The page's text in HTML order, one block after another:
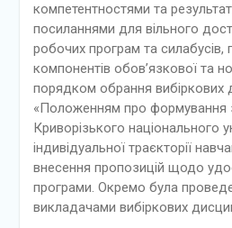
компетентностями та
посиланнями для вільного
робочих програм та силабусів,
компонентів обов’язкової та
порядком обрання вибіркових
«Положенням про формування
Криворізького національного
індивідуальної траєкторії
внесення пропозицій щодо
програми. Окремо була
викладачами вибіркових